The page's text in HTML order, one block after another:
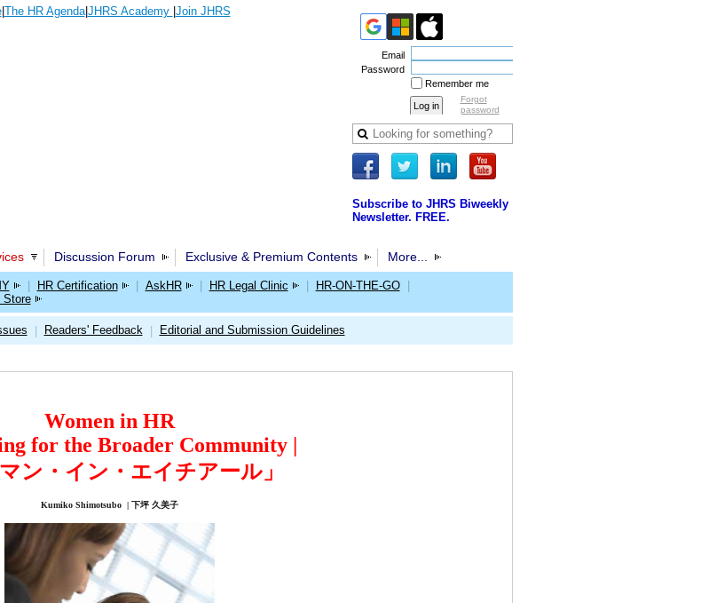
| The HR Agenda|JHRS Academy Join JHRS
Email
Password
Remember me
Forgot
password
Subscribe to JHRS Biweekly
Newsletter. FREE.
Discussion Forum Exclusive & Premium Contents More...
HR Certification AskHR HR Legal Clinic HR-ON-THE-GO
Store
Readers' Feedback Editorial and Submission Guidelines
Women in HR
for the Broader Community |
マン・イン・エイチアール」
Kumiko Shimotsubo | 下坪 久美子